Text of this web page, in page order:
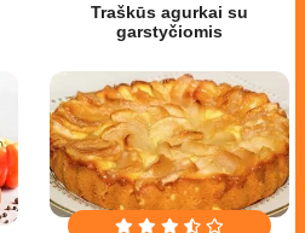
Traškūs agurkai su
garstyčiomis